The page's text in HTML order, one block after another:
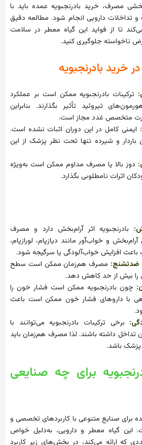
مصرف، خرید بادرنجبویه عمده باید با
تداخلات دارویی انجام شود. مطالعه دقیق
تا از فواید این گیاه معطر در سلامت
ناخواسته جلوگیری کنید.
خرید بادرنجبویه
ترکیبات بادرنجبویه ممکن است بر عملکرد
تیروئید تأثیر بگذارند. بنابراین
متخصص غدد مجاز است.
ایمنی کامل در این دوران اثبات نشده است.
و شیرده تنها تحت نظر پزشک از این
دوز بالا یا مصرف مداوم ممکن است به‌ویژه
اثرات نامطلوبی بگذارد.
بادرنجبویه اثر آرام‌بخش دارد و مصرف
و خواب‌آور مانند دیازپام، لورازپام،
افزایش خواب‌آلودگی یا سرگیجه شود.
ضدتشنج: مصرف هم‌زمان ممکن است سطح
را بیش از حد کاهش دهد.
چون بادرنجبویه ممکن است فشار خون را
با داروهای فشار خون ممکن است باعث
برخی ترکیبات بادرنجبویه می‌توانند با
تداخل داشته باشند. لذا مصرف هم‌زمان باید
پزشک باشد.
برای چه صنایعی
برای صنایع متنوعی با کاربردهای تخصصی و
این گیاه معطر و دارویی، به‌دلیل خواص
که ارائه می‌کند، در بخش‌های زیر کاربرد